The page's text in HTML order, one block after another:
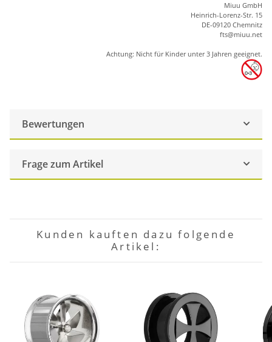
Miuu GmbH
Heinrich-Lorenz-Str. 15
DE-09120 Chemnitz
fts@miuu.net
Achtung: Nicht für Kinder unter 3 Jahren geeignet.
Bewertungen
Frage zum Artikel
Kunden kauften dazu folgende
Artikel: